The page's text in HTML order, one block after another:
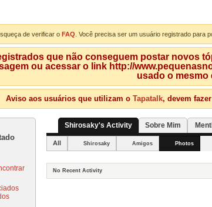
de verificar o FAQ . Você precisa ser um usuário registrado para
que não conseguem postar novos
ou acessar o link http://
usado o mesmo
Aviso aos usuários que utilizam o Tapatalk, devem
Shirosaky's Activity Sobre Mim
All Shirosaky Amigos Photos
No Recent Activity